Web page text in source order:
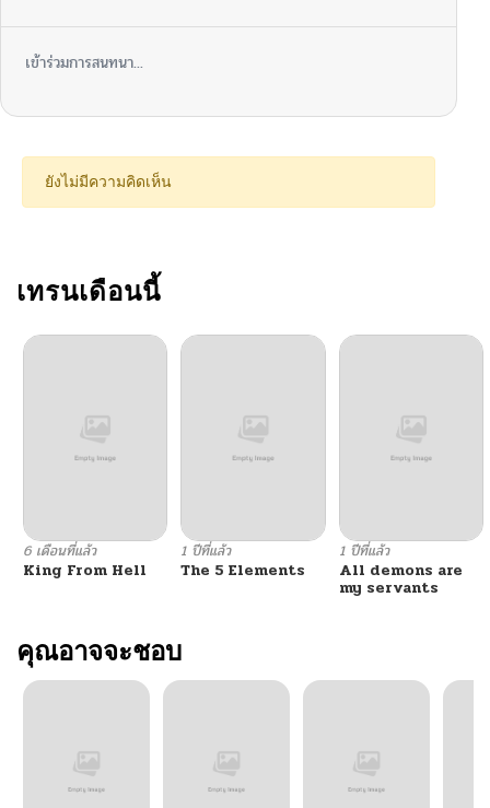
06/03/2026
ตอนที่ 189 02/07/2026
ตอนที่ 187
ตอนที่ 186
ตอนที่ 184 02/07/2026
ตอนที่ 183
ตอนที่ 182 02/07/2026
ตอนที่ 181
เข้าร่วมการสนทนา...
ยังไม่มีความคิดเห็น
เทรนเดือนนี้
6 เดือนที่แล้ว
King From Hell
1 ปีที่แล้ว
The 5 Elements
1 ปีที่แล้ว
All demons are
my servants
คุณอาจจะชอบ